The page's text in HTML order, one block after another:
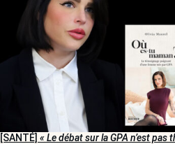
[SANTÉ] « Le débat sur la GPA n’est